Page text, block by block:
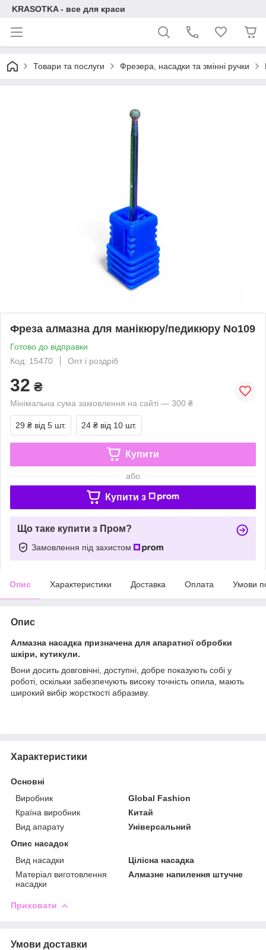
KRASOTKA - все для краси
Товари та послуги Фрезера, насадки та змінні ручки
Фреза алмазна для манікюру/педикюру No109
Готово до відправки
Код: 15470
Опт і роздріб
32 ₴
Мінімальна сума замовлення на сайті — 300 ₴
29 ₴ від 5 шт. 24 ₴ від 10 шт.
Купити
або
Купити з
Що таке купити з Пром?
Замовлення під захистом
Опис Характеристики Доставка Оплата Умови
Опис
Алмазна насадка призначена для апаратної обробки
шкіри, кутикули.
Вони досить довговічні, доступні, добре показують собі у
роботі, оскільки забезпечують високу точність опила, мають
широкий вибір жорсткості абразиву.
Характеристики
Основні
Виробник
Global Fashion
Країна виробник
Китай
Вид апарату
Універсальний
Опис насадок
Вид насадки
Цілісна насадка
Матеріал виготовлення
насадки
Алмазне напилення штучне
Приховати
Умови доставки